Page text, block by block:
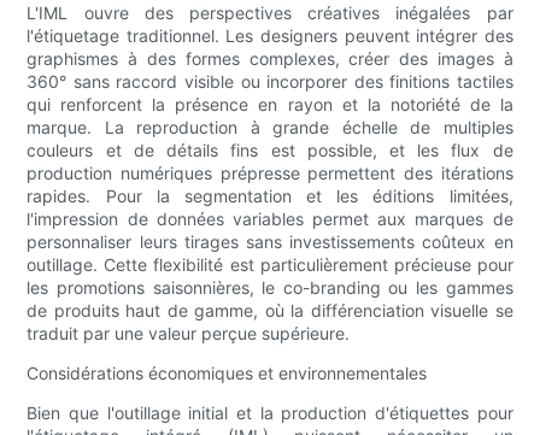
L'IML ouvre des perspectives créatives inégalées par
l'étiquetage traditionnel. Les designers peuvent intégrer des
graphismes à des formes complexes, créer des images à
360° sans raccord visible ou incorporer des finitions tactiles
qui renforcent la présence en rayon et la notoriété de la
marque. La reproduction à grande échelle de multiples
couleurs et de détails fins est possible, et les flux de
production numériques prépresse permettent des itérations
rapides. Pour la segmentation et les éditions limitées,
l'impression de données variables permet aux marques de
personnaliser leurs tirages sans investissements coûteux en
outillage. Cette flexibilité est particulièrement précieuse pour
les promotions saisonnières, le co-branding ou les gammes
de produits haut de gamme, où la différenciation visuelle se
traduit par une valeur perçue supérieure.
Considérations économiques et environnementales
Bien que l'outillage initial et la production d'étiquettes pour